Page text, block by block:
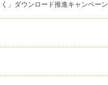
」ダウンロード推進キャンペーン